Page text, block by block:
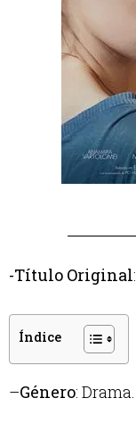
-Título Original:
Índice
–Género: Drama.